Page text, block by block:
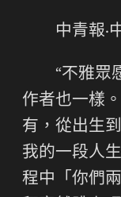
中青報·
“不雅眾
作者也一樣
有，從出生
我的一段人
程中「你們